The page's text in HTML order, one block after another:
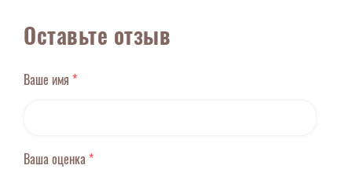
Оставьте отзыв
Ваше имя *
Ваша оценка *